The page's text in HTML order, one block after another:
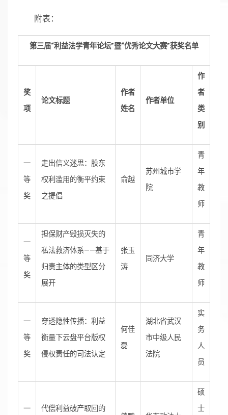
附表：
第三届“利益法学青年论坛”暨“优秀论文大赛”获奖名单
奖
项
论文标题
作者
姓名
作者单位
作
者
类
别
一
等
奖
走出信义迷思：股东
权利滥用的衡平约束
之提倡
俞越
苏州城市学
院
青
年
教
师
一
等
奖
担保财产毁损灭失的
私法救济体系——基于
归责主体的类型区分
展开
张玉
涛
同济大学
青
年
教
师
一
等
奖
穿透隐性传播：利益
衡量下云盘平台版权
侵权责任的司法认定
何佳
磊
湖北省武汉
市中级人民
法院
实
务
人
员
一
代偿利益破产取回的
硕
士